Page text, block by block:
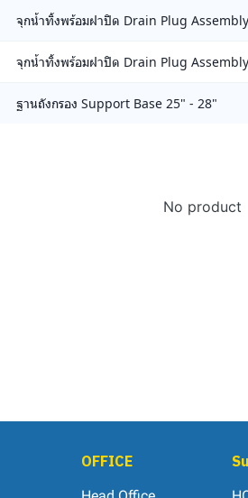
จุกน้ำทิ้งพร้อมฝาปิด Drain Plug Assembly
จุกน้ำทิ้งพร้อมฝาปิด Drain Plug Assembly
ฐานถังกรอง Support Base 25" - 28"
No product
OFFICE